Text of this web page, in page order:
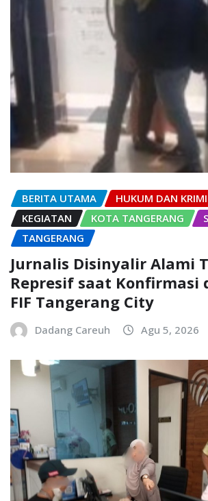
BERITA UTAMA
HUKUM DAN
KEGIATAN
KOTA TANGERANG
TANGERANG
Jurnalis Disinyalir Alami
Represif saat Konfirmasi
FIF Tangerang City
Dadang Careuh Agu 5, 2026